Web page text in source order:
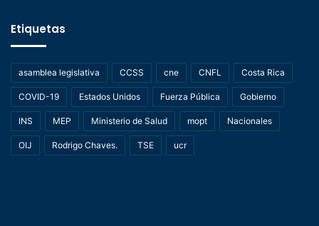
Etiquetas
asamblea legislativa CCSS cne CNFL Costa Rica
COVID-19 Estados Unidos Fuerza Pública Gobierno
INS MEP Ministerio de Salud mopt Nacionales
OIJ Rodrigo Chaves. TSE ucr